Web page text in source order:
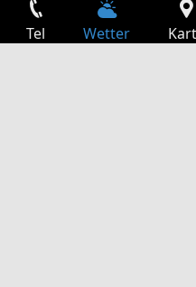
Tel Wetter